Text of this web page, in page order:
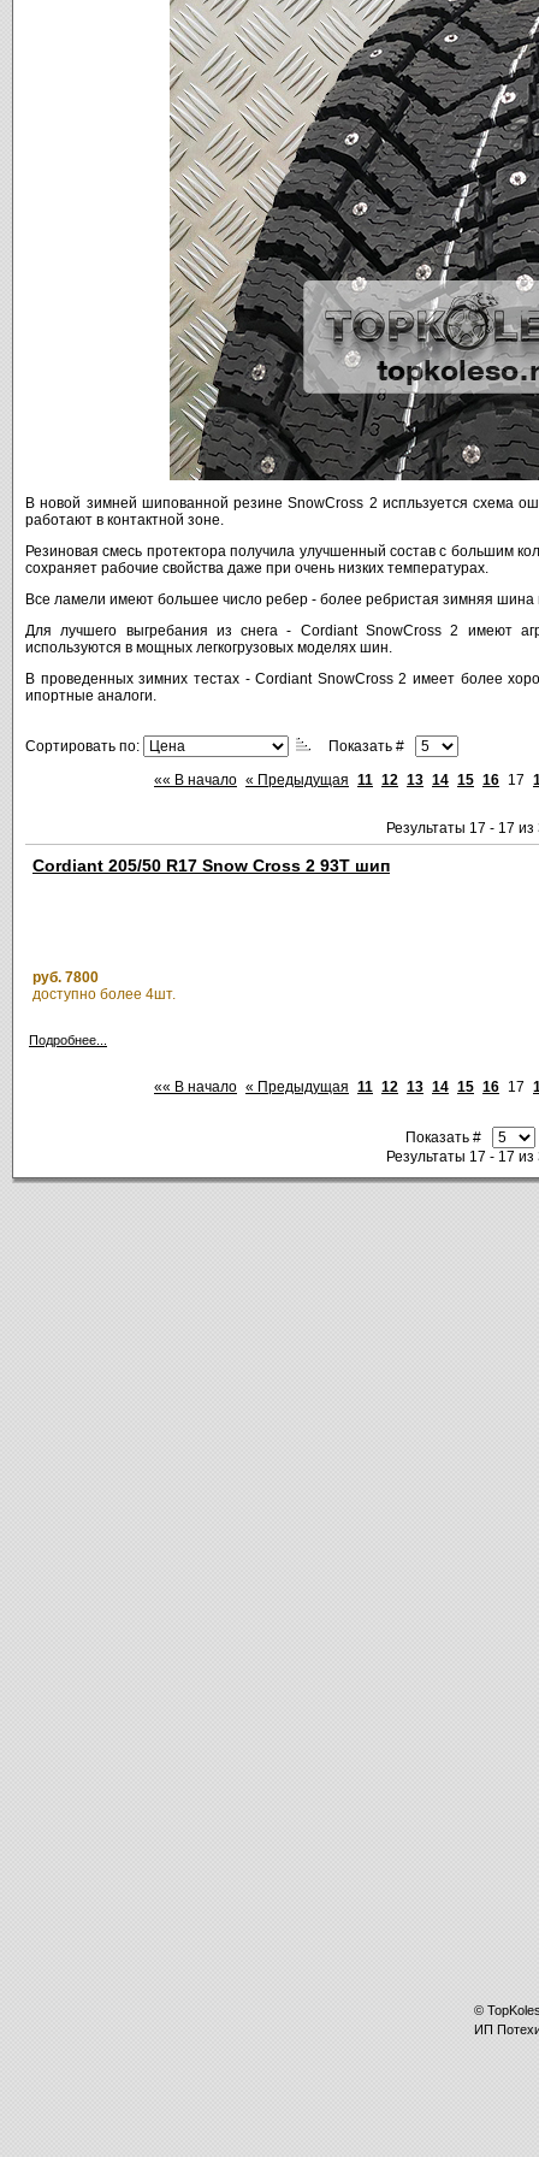
В новой зимней шипованной резине SnowCross 2 испльзуется схема
работают в контактной зоне.
Резиновая смесь протектора получила улучшенный состав с большим
сохраняет рабочие свойства даже при очень низких температурах.
Все ламели имеют большее число ребер - более ребристая зимняя
Для лучшего выгребания из снега - Cordiant SnowCross 2 имеют
используются в мощных легкогрузовых моделях шин.
В проведенных зимних тестах - Cordiant SnowCross 2 имеет более
ипортные аналоги.
Сортировать по:
Показать #
«« В начало « Предыдущая 11 12 13 14 15 16 17
Результаты 17 - 17 из
Cordiant 205/50 R17 Snow Cross 2 93T шип
руб. 7800
доступно более 4шт.
Подробнее...
«« В начало « Предыдущая 11 12 13 14 15 16 17
Показать #
Результаты 17 - 17 из
©
ИП